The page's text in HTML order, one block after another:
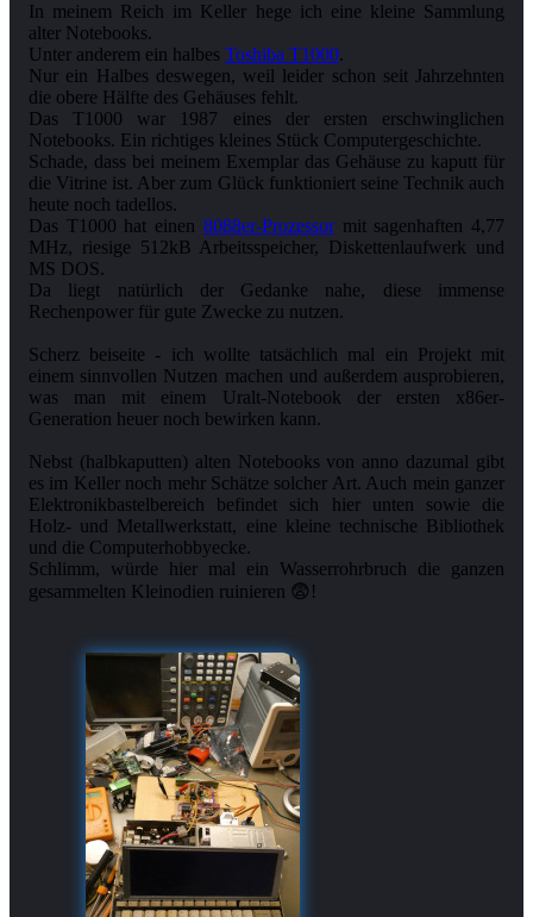
In meinem Reich im Keller hege ich eine kleine Sammlung
alter Notebooks.
Unter anderem ein halbes Toshiba T1000.
Nur ein Halbes deswegen, weil leider schon seit Jahrzehnten
die obere Hälfte des Gehäuses fehlt.
Das T1000 war 1987 eines der ersten erschwinglichen
Notebooks. Ein richtiges kleines Stück Computergeschichte.
Schade, dass bei meinem Exemplar das Gehäuse zu kaputt für
die Vitrine ist. Aber zum Glück funktioniert seine Technik auch
heute noch tadellos.
Das T1000 hat einen 8088er-Prozessormit sagenhaften 4,77
MHz, riesige 512kB Arbeitsspeicher, Diskettenlaufwerk und
MS DOS.
Da liegt natürlich der Gedanke nahe, diese immense
Rechenpower für gute Zwecke zu nutzen.
Scherz beiseite - ich wollte tatsächlich mal ein Projekt mit
einem sinnvollen Nutzen machen und außerdem ausprobieren,
was man mit einem Uralt-Notebook der ersten x86er-
Generation heuer noch bewirken kann.
Nebst (halbkaputten) alten Notebooks von anno dazumal gibt
es im Keller noch mehr Schätze solcher Art. Auch mein ganzer
Elektronikbastelbereich befindet sich hier unten sowie die
Holz- und Metallwerkstatt, eine kleine technische Bibliothek
und die Computerhobbyecke.
Schlimm, würde hier mal ein Wasserrohrbruch die ganzen
gesammelten Kleinodien ruinieren 😨!